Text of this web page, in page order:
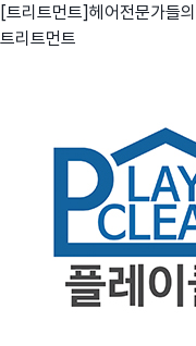
[트리트먼트]헤어전문가들
트리트먼트